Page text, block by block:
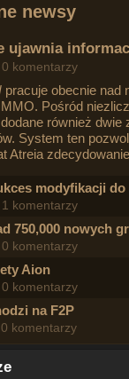
newsy
ujawnia
komentarzy
pracuje obecnie nad
Pośród
również dwie
System ten
Atreia
modyfikacji do
komentarzy
750,000 nowych
komentarzy
Aion
komentarzy
na F2P
komentarzy